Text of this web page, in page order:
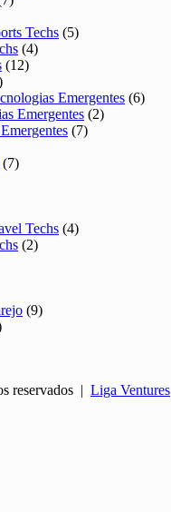
Techs (5)
(4)
(12)
Emergentes (6)
Emergentes (2)
(7)
(7)
Techs (4)
(2)
(9)
reservados | Liga Ventures